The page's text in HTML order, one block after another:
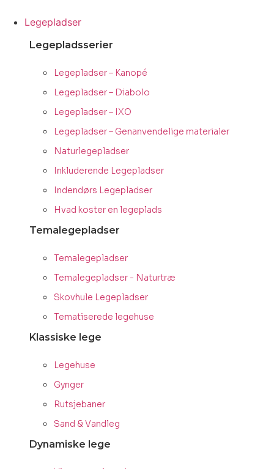
Legepladser
Legepladsserier
Legepladser – Kanopé
Legepladser – Diabolo
Legepladser – IXO
Legepladser – Genanvendelige materialer
Naturlegepladser
Inkluderende Legepladser
Indendørs Legepladser
Hvad koster en legeplads
Temalegepladser
Temalegepladser
Temalegepladser - Naturtræ
Skovhule Legepladser
Tematiserede legehuse
Klassiske lege
Legehuse
Gynger
Rutsjebaner
Sand & Vandleg
Dynamiske lege